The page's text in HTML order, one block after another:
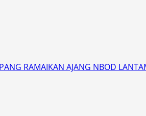
RAMAIKAN AJANG NBOD